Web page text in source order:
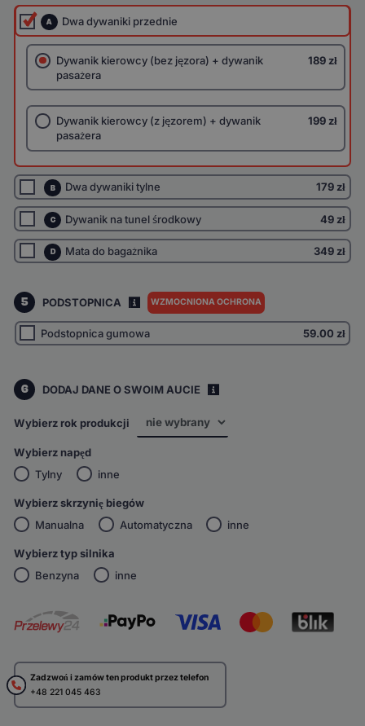
A Dwa dywaniki przednie
Dywanik kierowcy (bez jęzora) + dywanik
pasażera
189 zł
Dywanik kierowcy (z jęzorem) + dywanik
pasażera
199 zł
B Dwa dywaniki tylne 179 zł
C Dywanik na tunel środkowy 49 zł
D Mata do bagażnika 349 zł
5 PODSTOPNICA WZMOCNIONA OCHRONA
Podstopnica gumowa 59.00 zł
6 DODAJ DANE O SWOIM AUCIE
Wybierz rok produkcji
Wybierz napęd
Tylny
inne
Wybierz skrzynię biegów
Manualna
Automatyczna inne
Wybierz typ silnika
Benzyna
inne
Zadzwoń i zamów ten produkt przez telefon
+48 221 045 463